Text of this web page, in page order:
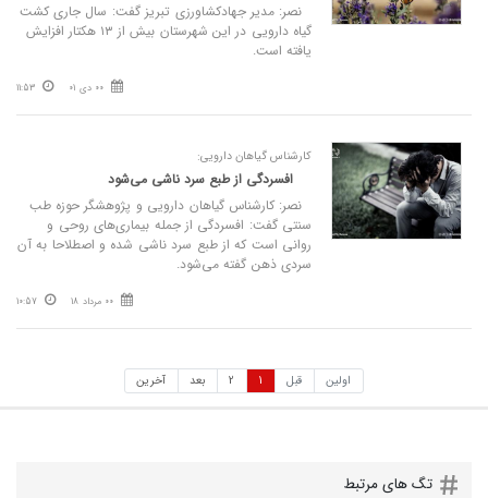
نصر: مدیر جهادکشاورزی تبریز گفت: سال جاری کشت
گیاه دارویی در این شهرستان بیش از ۱۳ هکتار افزایش
یافته است.
00 دی 01 11:53
کارشناس گیاهان دارویی:
افسردگی از طبع سرد ناشی می‌شود
نصر: کارشناس گیاهان دارویی و پژوهشگر حوزه طب
سنتی گفت: افسردگی از جمله بیماری‌های روحی و
روانی است که از طبع سرد ناشی شده و اصطلاحا به آن
سردی ذهن گفته می‌شود.
00 مرداد 18 10:57
اولین قبل 1
2 بعد آخرین
تگ های مرتبط